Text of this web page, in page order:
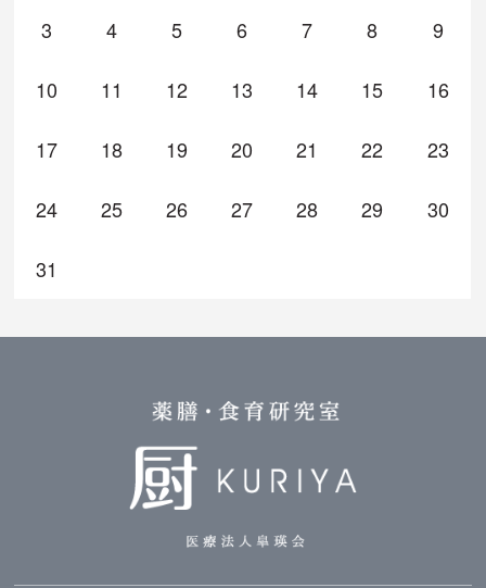
3 4 5 6 7 8 9
10 11 12 13 14 15 16
17 18 19 20 21 22 23
24 25 26 27 28 29 30
31